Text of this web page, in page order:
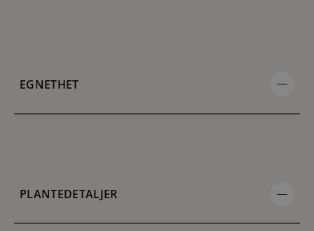
EGNETHET
PLANTEDETALJER